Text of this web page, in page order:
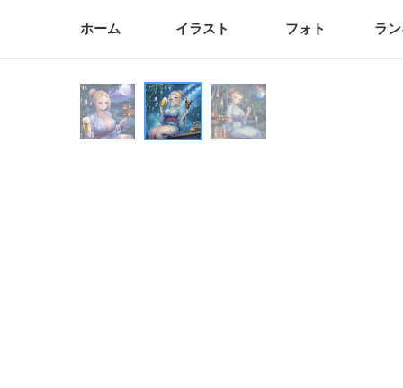
ホーム イラスト フォト ラ